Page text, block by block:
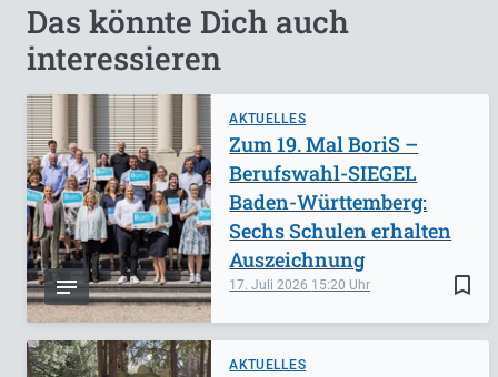
Das könnte Dich auch
interessieren
AKTUELLES
bookmark_border
17. Juli 2026 15:20
Zum 19. Mal BoriS –
Berufswahl-SIEGEL
Baden-Württemberg:
Sechs Schulen erhalten
Auszeichnung
AKTUELLES